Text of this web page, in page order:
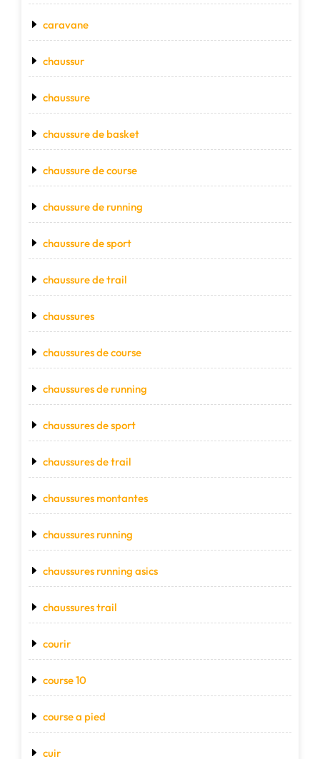
caravane
chaussur
chaussure
chaussure de basket
chaussure de course
chaussure de running
chaussure de sport
chaussure de trail
chaussures
chaussures de course
chaussures de running
chaussures de sport
chaussures de trail
chaussures montantes
chaussures running
chaussures running asics
chaussures trail
courir
course 10
course a pied
cuir